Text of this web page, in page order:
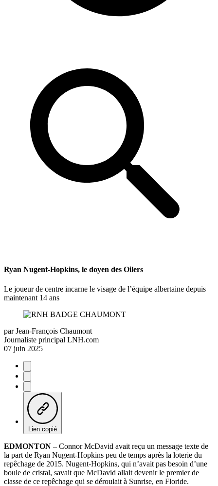
Ryan Nugent-Hopkins, le doyen des Oilers
Le joueur de centre incarne le visage de l’équipe albertaine depuis
maintenant 14 ans
par Jean-François Chaumont
Journaliste principal LNH.com
07 juin 2025
Lien copié
EDMONTON –Connor McDavid avait reçu un message texte de
la part de Ryan Nugent-Hopkins peu de temps après la loterie du
repêchage de 2015. Nugent-Hopkins, qui n’avait pas besoin d’une
boule de cristal, savait que McDavid allait devenir le premier de
classe de ce repêchage qui se déroulait à Sunrise, en Floride.